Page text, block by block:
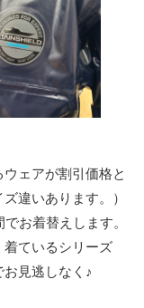
ェアが割引価格と
違いあります。）
お着替えします。
着ているシリーズ
見逃しなく♪